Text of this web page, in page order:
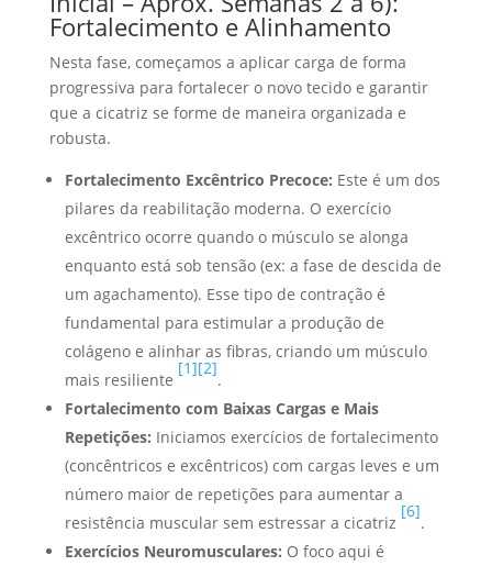
Fortalecimento e Alinhamento
Nesta fase, começamos a aplicar carga de forma
progressiva para fortalecer o novo tecido e garantir
que a cicatriz se forme de maneira organizada e
robusta.
Fortalecimento Excêntrico Precoce: Este é um dos
pilares da reabilitação moderna. O exercício
excêntrico ocorre quando o músculo se alonga
enquanto está sob tensão (ex: a fase de descida de
um agachamento). Esse tipo de contração é
fundamental para estimular a produção de
colágeno e alinhar as fibras, criando um músculo
mais resiliente
[1][2]
.
Fortalecimento com Baixas Cargas e Mais
Repetições: Iniciamos exercícios de fortalecimento
(concêntricos e excêntricos) com cargas leves e um
número maior de repetições para aumentar a
resistência muscular sem estressar a cicatriz
[6]
.
Exercícios Neuromusculares: O foco aqui é